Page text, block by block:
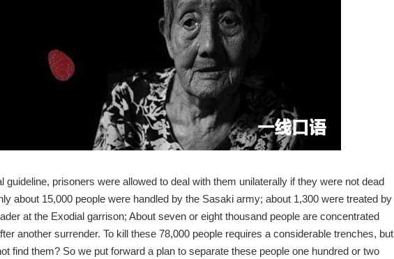
guideline, prisoners were allowed to deal with them unilaterally if they were not dead
about 15,000 people were handled by the Sasaki army; about 1,300 were treated by
at the Exodial garrison; About seven or eight thousand people are concentrated
another surrender. To kill these 78,000 people requires a considerable trenches, but
find them? So we put forward a plan to separate these people one hundred or two